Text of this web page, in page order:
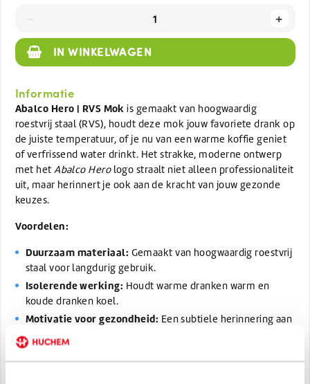
+
IN WINKELWAGEN
Informatie
Abalco Hero | RVS Mok is gemaakt van hoogwaardig
roestvrij staal (RVS), houdt deze mok jouw favoriete drank op
de juiste temperatuur, of je nu van een warme koffie geniet
of verfrissend water drinkt. Het strakke, moderne ontwerp
met het Abalco Hero logo straalt niet alleen professionaliteit
uit, maar herinnert je ook aan de kracht van jouw gezonde
keuzes.
Voordelen:
Duurzaam materiaal: Gemaakt van hoogwaardig roestvrij
staal voor langdurig gebruik.
Isolerende werking: Houdt warme dranken warm en
koude dranken koel.
Motivatie voor gezondheid: Een subtiele herinnering aan
jouw inzet voor een gezonde levensstijl.
Milieuvriendelijk: